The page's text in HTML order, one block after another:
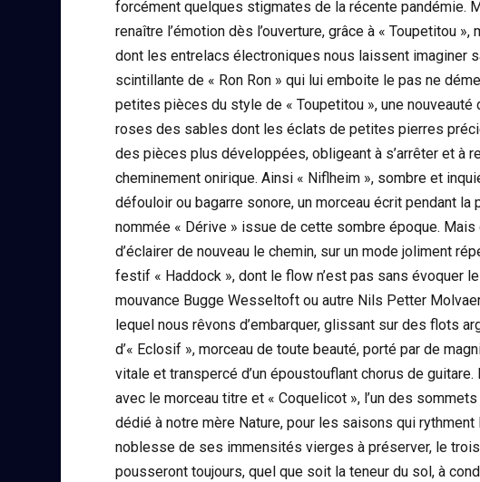
forcément quelques stigmates de la récente pandémie.
renaître l’émotion dès l’ouverture, grâce à « Toupetitou
dont les entrelacs électroniques nous laissent imaginer
scintillante de « Ron Ron » qui lui emboite le pas ne
petites pièces du style de « Toupetitou », une
roses des sables dont les éclats de petites pierres
des pièces plus développées, obligeant à s’arrêter et à
cheminement onirique. Ainsi « Niflheim », sombre et
défouloir ou bagarre sonore, un morceau écrit pendant
nommée « Dérive » issue de cette sombre époque.
d’éclairer de nouveau le chemin, sur un mode joliment
festif « Haddock », dont le flow n’est pas sans évoquer
mouvance Bugge Wesseltoft ou autre Nils Petter
lequel nous rêvons d’embarquer, glissant sur des flots
d’« Eclosif », morceau de toute beauté, porté par de
vitale et transpercé d’un époustouflant chorus de
avec le morceau titre et « Coquelicot », l’un des
dédié à notre mère Nature, pour les saisons qui
noblesse de ses immensités vierges à préserver, le
pousseront toujours, quel que soit la teneur du sol, à